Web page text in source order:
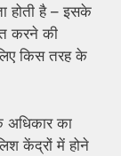
होती है – इसके
करने की
किस तरह के
अधिकार का
केंद्रों में होने